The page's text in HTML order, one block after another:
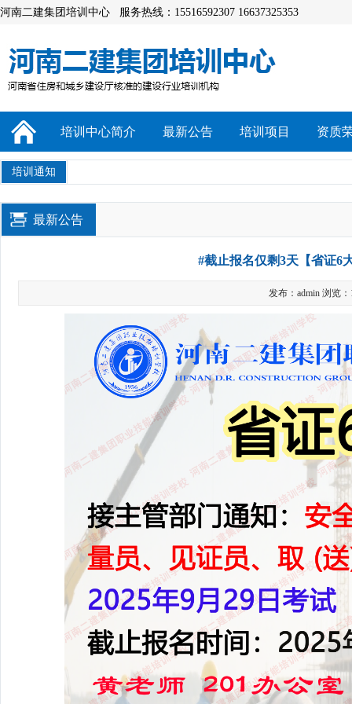
河南二建集团培训中心 服务热线：15516592307 16637325353
培训中心简介 最新公告 培训项目 资质
培训通知
最新公告
#截止报名仅剩3天【省证6
发布：admin 浏览：